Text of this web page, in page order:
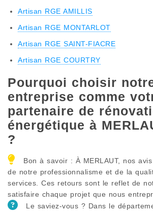
Artisan RGE AMILLIS
Artisan RGE MONTARLOT
Artisan RGE SAINT-FIACRE
Artisan RGE COURTRY
Pourquoi choisir
entreprise comme
partenaire de
énergétique à
?
Bon à savoir : À MERLAUT, nos
de notre professionnalisme et de la
services. Ces retours sont le reflet de
satisfaire chaque projet que nous
Le saviez-vous ? Dans le